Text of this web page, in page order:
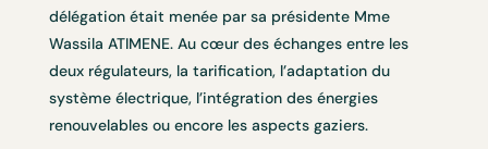
délégation était menée par sa présidente Mme
Wassila ATIMENE. Au cœur des échanges entre les
deux régulateurs, la tarification, l’adaptation du
système électrique, l’intégration des énergies
renouvelables ou encore les aspects gaziers.